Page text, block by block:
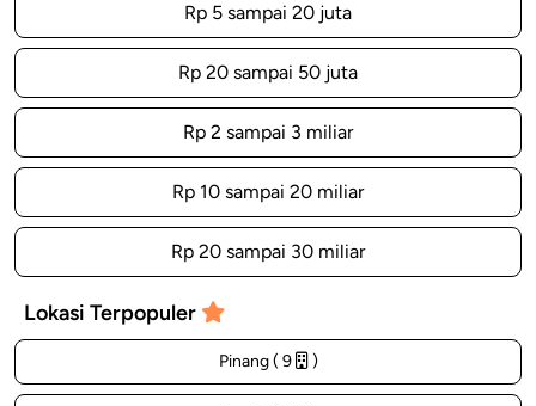
Rp 5 sampai 20 juta
Rp 20 sampai 50 juta
Rp 2 sampai 3 miliar
Rp 10 sampai 20 miliar
Rp 20 sampai 30 miliar
Lokasi Terpopuler
Pinang ( 9 )